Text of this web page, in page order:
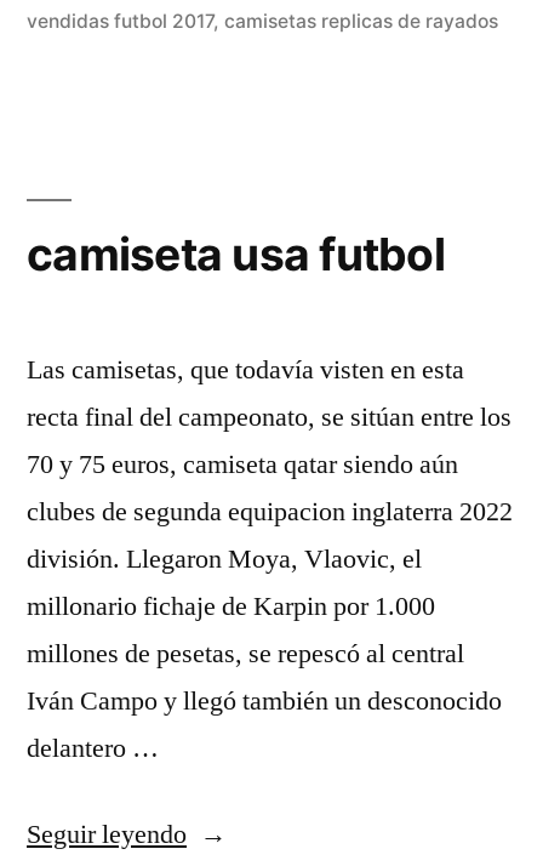
futbol
vendidas futbol 2017, camisetas replicas de rayados
camiseta usa futbol
Las camisetas, que todavía visten en esta
recta final del campeonato, se sitúan entre los
70 y 75 euros, camiseta qatar siendo aún
clubes de segunda equipacion inglaterra 2022
división. Llegaron Moya, Vlaovic, el
millonario fichaje de Karpin por 1.000
millones de pesetas, se repescó al central
Iván Campo y llegó también un desconocido
delantero …
Seguir leyendo«camiseta